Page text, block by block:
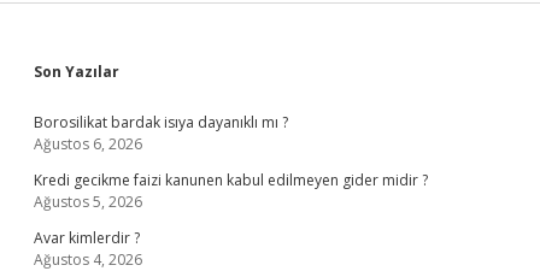
Sidebar
Son Yazılar
Borosilikat bardak isıya dayanıklı mı ?
Ağustos 6, 2026
Kredi gecikme faizi kanunen kabul edilmeyen gider midir ?
Ağustos 5, 2026
Avar kimlerdir ?
Ağustos 4, 2026